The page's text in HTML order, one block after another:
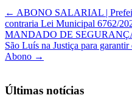
← ABONO SALARIAL |
contraria Lei Municipal 6762/
MANDADO DE SEGURANÇA
São Luís na Justiça para
Abono →
Últimas notícias